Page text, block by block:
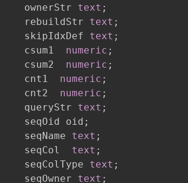
    ownerStr
text ;
    rebuildStr
text ;
    skipIdxDef
text ;
    csum1
numeric ;
    csum2
numeric ;
    cnt1
numeric ;
    cnt2
numeric ;
    queryStr
text ;
    seqOid oid
;
    seqName
text ;
    seqCol
text ;
    seqColType
text ;
    seqOwner
text ;